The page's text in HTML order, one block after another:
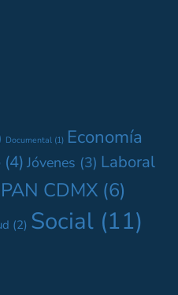
Documental (1) Economía
(4) Jóvenes (3) Laboral
PAN CDMX (6)
(2) Social (11)